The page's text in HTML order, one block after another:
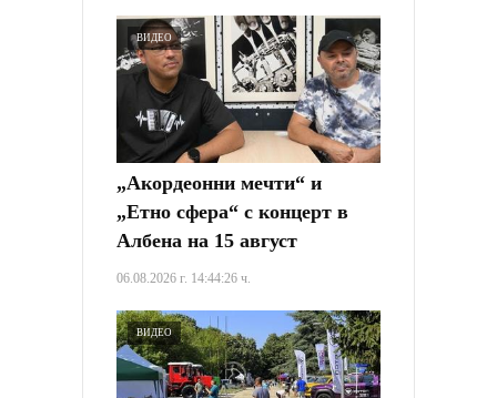
ВИДЕО
„Акордеонни мечти“ и
„Етно сфера“ с концерт в
Албена на 15 август
06.08.2026 г. 14:44:26 ч.
ВИДЕО